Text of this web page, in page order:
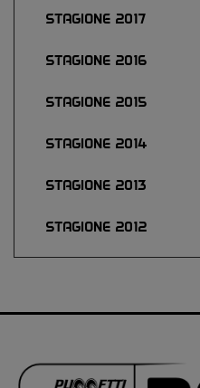
STAGIONE 2017
STAGIONE 2016
STAGIONE 2015
STAGIONE 2014
STAGIONE 2013
STAGIONE 2012